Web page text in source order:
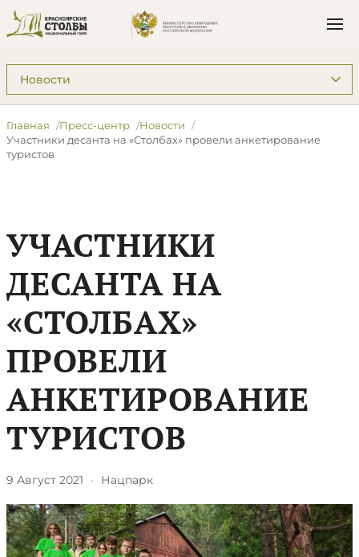
Подразделы: Пресс-центр
Главная Пресс-центр
Новости
​Участники десанта на «Столбах» провели анкетирование
туристов
​УЧАСТНИКИ
ДЕСАНТА НА
«СТОЛБАХ»
ПРОВЕЛИ
АНКЕТИРОВАНИЕ
ТУРИСТОВ
9 Август 2021 · Нацпарк